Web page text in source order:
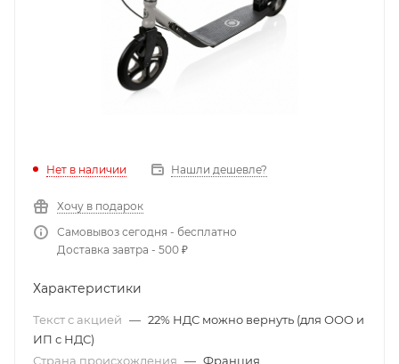
Нет в наличии Нашли дешевле?
Хочу в подарок
Самовывоз сегодня - бесплатно
Доставка завтра - 500 ₽
Характеристики
Текст с акцией — 22% НДС можно вернуть (для ООО и
ИП с НДС)
Страна происхождения — Франция